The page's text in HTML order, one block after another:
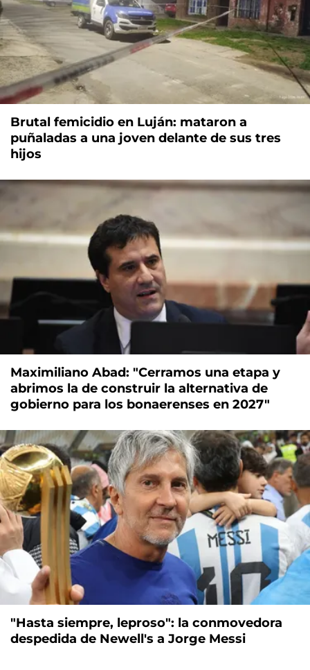
Brutal femicidio en Luján: mataron a
puñaladas a una joven delante de sus tres
hijos
Maximiliano Abad: "Cerramos una etapa y
abrimos la de construir la alternativa de
gobierno para los bonaerenses en 2027"
"Hasta siempre, leproso": la conmovedora
despedida de Newell's a Jorge Messi